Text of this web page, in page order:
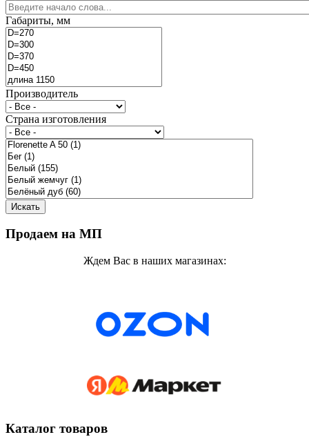
Габариты, мм
Производитель
Страна изготовления
Продаем на МП
Ждем Вас в наших магазинах:
Каталог товаров